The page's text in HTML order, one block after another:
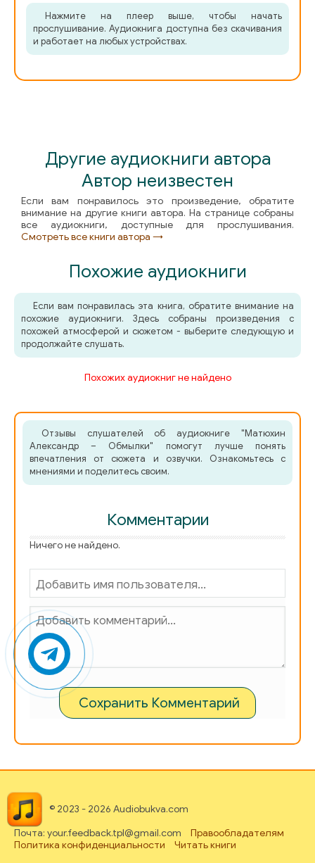
Нажмите на плеер выше, чтобы начать
прослушивание. Аудиокнига доступна без скачивания
и работает на любых устройствах.
Другие аудиокниги автора
Автор неизвестен
Если вам понравилось это произведение, обратите
внимание на другие книги автора. На странице собраны
все аудиокниги, доступные для прослушивания.
Смотреть все книги автора →
Похожие аудиокниги
Если вам понравилась эта книга, обратите внимание на
похожие аудиокниги. Здесь собраны произведения с
похожей атмосферой и сюжетом - выберите следующую и
продолжайте слушать.
Похожих аудиокниг не найдено
Отзывы слушателей об аудиокниге "Матюхин
Александр – Обмылки" помогут лучше понять
впечатления от сюжета и озвучки. Ознакомьтесь с
мнениями и поделитесь своим.
Комментарии
Ничего не найдено.
Сохранить Комментарий
© 2023 - 2026 Audiobukva.com
Почта: your.feedback.tpl@gmail.com
Правообладателям
Политика конфиденциальности
Читать книги